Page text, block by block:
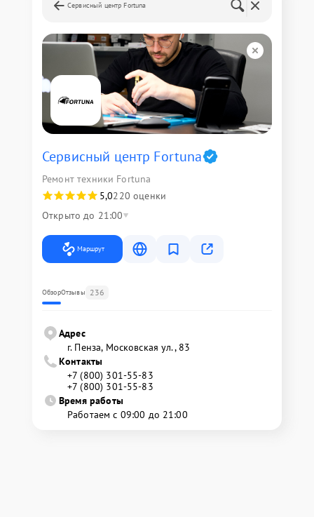
Сервисный центр Fortuna
Сервисный центр Fortuna
Ремонт техники Fortuna
5,0220 оценки
Открыто до 21:00
Маршрут
ОбзорОтзывы 236
Адрес
г. Пенза, Московская ул., 83
Контакты
+7 (800) 301-55-83
+7 (800) 301-55-83
Время работы
Работаем с 09:00 до 21:00